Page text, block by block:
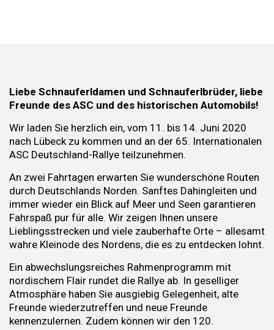
Liebe Schnauferldamen und Schnauferlbrüder, liebe
Freunde des ASC und des historischen Automobils!
Wir laden Sie herzlich ein, vom 11. bis 14. Juni 2020
nach Lübeck zu kommen und an der 65. Internationalen
ASC Deutschland-Rallye teilzunehmen.
An zwei Fahrtagen erwarten Sie wunderschöne Routen
durch Deutschlands Norden. Sanftes Dahingleiten und
immer wieder ein Blick auf Meer und Seen garantieren
Fahrspaß pur für alle. Wir zeigen Ihnen unsere
Lieblingsstrecken und viele zauberhafte Orte – allesamt
wahre Kleinode des Nordens, die es zu entdecken lohnt.
Ein abwechslungsreiches Rahmenprogramm mit
nordischem Flair rundet die Rallye ab. In geselliger
Atmosphäre haben Sie ausgiebig Gelegenheit, alte
Freunde wiederzutreffen und neue Freunde
kennenzulernen. Zudem können wir den 120.